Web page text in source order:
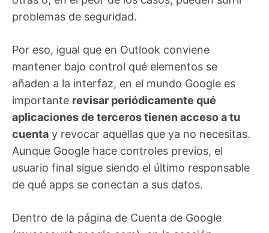
problemas de seguridad.
Por eso, igual que en Outlook conviene
mantener bajo control qué elementos se
añaden a la interfaz, en el mundo Google es
importante revisar periódicamente qué
aplicaciones de terceros tienen acceso a tu
cuenta y revocar aquellas que ya no necesitas.
Aunque Google hace controles previos, el
usuario final sigue siendo el último responsable
de qué apps se conectan a sus datos.
Dentro de la página de Cuenta de Google